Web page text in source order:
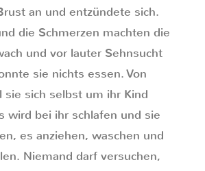
an und entzündete sich.
die Schmerzen machten die
und vor lauter Sehnsucht
sie nichts essen. Von
sie sich selbst um ihr Kind
wird bei ihr schlafen und sie
es anziehen, waschen und
Niemand darf versuchen,